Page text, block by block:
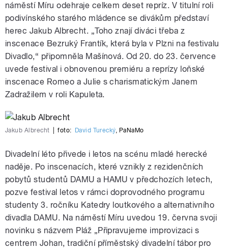
náměstí Míru odehraje celkem deset repríz. V titulní roli
podivínského starého mládence se divákům představí
herec Jakub Albrecht. „Toho znají diváci třeba z
inscenace Bezruký Frantík, která byla v Plzni na festivalu
Divadlo,“ připomněla Mašínová. Od 20. do 23. července
uvede festival i obnovenou premiéru a reprízy loňské
inscenace Romeo a Julie s charismatickým Janem
Zadražilem v roli Kapuleta.
Jakub Albrecht foto: David Turecký, PaNaMo
Divadelní léto přivede i letos na scénu mladé herecké
naděje. Po inscenacích, které vznikly z rezidenčních
pobytů studentů DAMU a HAMU v předchozích letech,
pozve festival letos v rámci doprovodného programu
studenty 3. ročníku Katedry loutkového a alternativního
divadla DAMU. Na náměstí Míru uvedou 19. června svoji
novinku s názvem Pláž „Připravujeme improvizaci s
centrem Johan, tradiční příměstský divadelní tábor pro